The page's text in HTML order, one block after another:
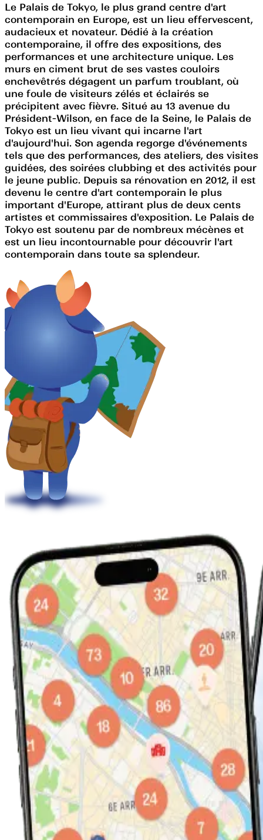
Le Palais de Tokyo, le plus grand centre d'art
contemporain en Europe, est un lieu effervescent,
audacieux et novateur. Dédié à la création
contemporaine, il offre des expositions, des
performances et une architecture unique. Les
murs en ciment brut de ses vastes couloirs
enchevêtrés dégagent un parfum troublant, où
une foule de visiteurs zélés et éclairés se
précipitent avec fièvre. Situé au 13 avenue du
Président-Wilson, en face de la Seine, le Palais de
Tokyo est un lieu vivant qui incarne l'art
d'aujourd'hui. Son agenda regorge d'événements
tels que des performances, des ateliers, des visites
guidées, des soirées clubbing et des activités pour
le jeune public. Depuis sa rénovation en 2012, il est
devenu le centre d'art contemporain le plus
important d'Europe, attirant plus de deux cents
artistes et commissaires d'exposition. Le Palais de
Tokyo est soutenu par de nombreux mécènes et
est un lieu incontournable pour découvrir l'art
contemporain dans toute sa splendeur.